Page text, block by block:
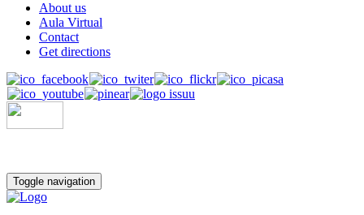
About us
Aula Virtual
Contact
Get directions
Toggle navigation